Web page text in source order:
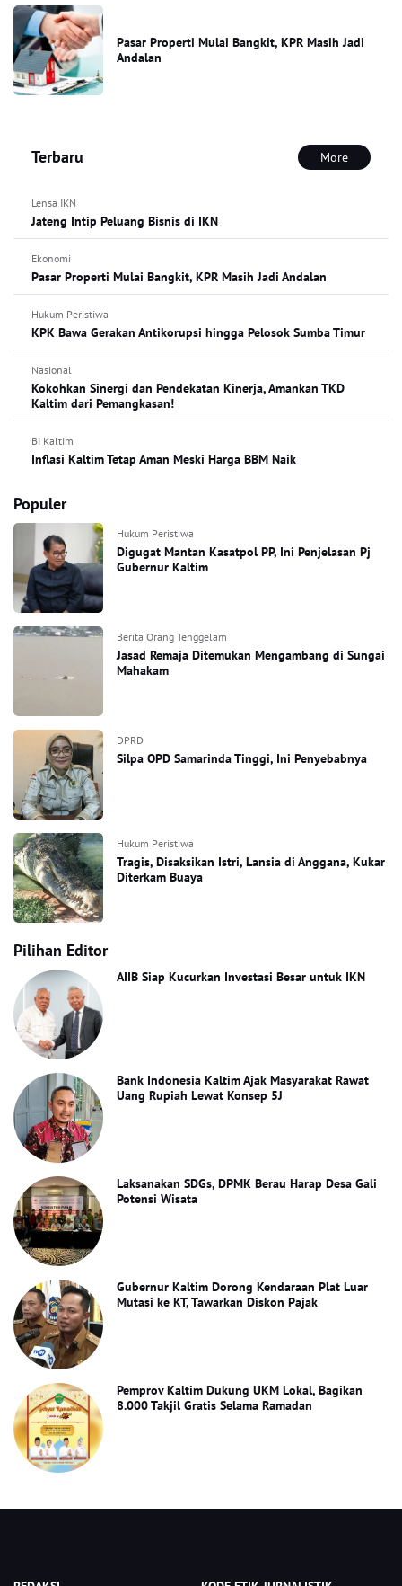
Pasar Properti Mulai Bangkit, KPR Masih Jadi
Andalan
Terbaru More
Lensa IKN
Jateng Intip Peluang Bisnis di IKN
Ekonomi
Pasar Properti Mulai Bangkit, KPR Masih Jadi Andalan
Hukum Peristiwa
KPK Bawa Gerakan Antikorupsi hingga Pelosok Sumba Timur
Nasional
Kokohkan Sinergi dan Pendekatan Kinerja, Amankan TKD
Kaltim dari Pemangkasan!
BI Kaltim
Inflasi Kaltim Tetap Aman Meski Harga BBM Naik
Populer
Hukum Peristiwa
Digugat Mantan Kasatpol PP, Ini Penjelasan Pj
Gubernur Kaltim
Berita Orang Tenggelam
Jasad Remaja Ditemukan Mengambang di Sungai
Mahakam
DPRD
Silpa OPD Samarinda Tinggi, Ini Penyebabnya
Hukum Peristiwa
Tragis, Disaksikan Istri, Lansia di Anggana, Kukar
Diterkam Buaya
Pilihan Editor
AIIB Siap Kucurkan Investasi Besar untuk IKN
Bank Indonesia Kaltim Ajak Masyarakat Rawat
Uang Rupiah Lewat Konsep 5J
Laksanakan SDGs, DPMK Berau Harap Desa Gali
Potensi Wisata
Gubernur Kaltim Dorong Kendaraan Plat Luar
Mutasi ke KT, Tawarkan Diskon Pajak
Pemprov Kaltim Dukung UKM Lokal, Bagikan
8.000 Takjil Gratis Selama Ramadan